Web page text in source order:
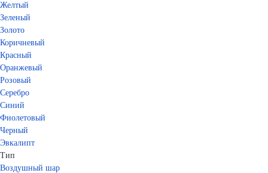
Желтый
Зеленый
Золото
Коричневый
Красный
Оранжевый
Розовый
Серебро
Синий
Фиолетовый
Черный
Эвкалипт
Тип
Воздушный шар